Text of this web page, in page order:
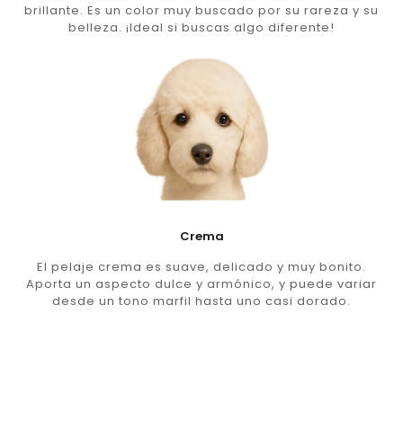
brillante. Es un color muy buscado por su rareza y su
belleza. ¡Ideal si buscas algo diferente!
Crema
El pelaje crema es suave, delicado y muy bonito.
Aporta un aspecto dulce y armónico, y puede variar
desde un tono marfil hasta uno casi dorado.